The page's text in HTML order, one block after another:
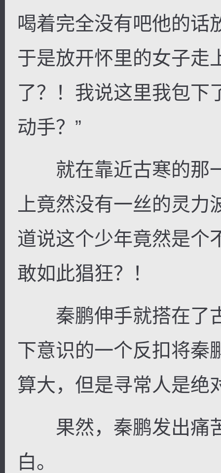
喝着完全没有吧他的话
于是放开怀里的女子走
了？！我说这里我包下
动手？”
就在靠近古寒的那
上竟然没有一丝的灵
道说这个少年竟然是个
敢如此猖狂？！
秦鹏伸手就搭在了
下意识的一个反扣将秦
算大，但是寻常人是绝
果然，秦鹏发出痛
白。